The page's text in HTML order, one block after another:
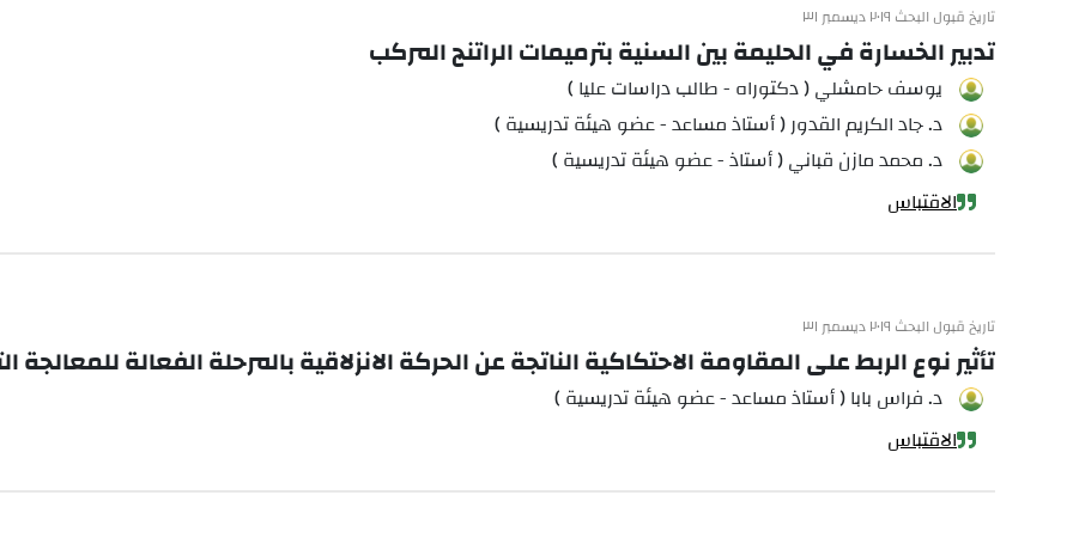
تاريخ قبول البحث ٢٠١٩ ديسمبر ٣١
تدبير الخسارة في الحليمة بين السنية بترميمات الراتنج المركب
يوسف حامشلي ( دكتوراه - طالب دراسات عليا )
د. جاد الكريم القدور ( أستاذ مساعد - عضو هيئة تدريسية )
د. محمد مازن قباني ( أستاذ - عضو هيئة تدريسية )
الاقتباس
تاريخ قبول البحث ٢٠١٩ ديسمبر ٣١
تأثير نوع الربط على المقاومة الاحتكاكية الناتجة عن الحركة الانزلاقية بالمرحلة الفعالة للمعالجة
د. فراس بابا ( أستاذ مساعد - عضو هيئة تدريسية )
الاقتباس